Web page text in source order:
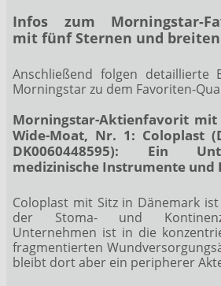
Infos zum Morningstar-
mit fünf Sternen und breiten
Anschließend folgen detaillierte
Morningstar zu dem Favoriten-
Morningstar-Aktienfavorit
Wide-Moat, Nr. 1: Coloplast
DK0060448595): Ein
medizinische Instrumente und
Coloplast mit Sitz in Dänemark
der Stoma- und
Unternehmen ist in die
fragmentierten
bleibt dort aber ein peripherer